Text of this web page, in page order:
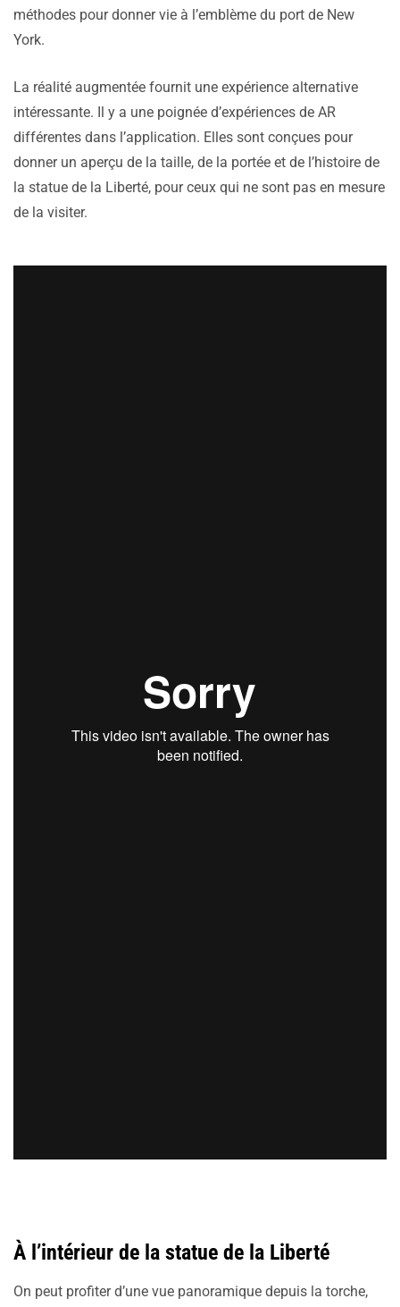
méthodes pour donner vie à l’emblème du port de New
York.
La réalité augmentée fournit une expérience alternative
intéressante. Il y a une poignée d’expériences de AR
différentes dans l’application. Elles sont conçues pour
donner un aperçu de la taille, de la portée et de l’histoire de
la statue de la Liberté, pour ceux qui ne sont pas en mesure
de la visiter.
À l’intérieur de la statue de la Liberté
On peut profiter d’une vue panoramique depuis la torche,